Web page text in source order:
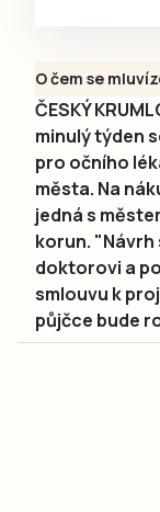
O čem se mluví
ČESKÝ
minulý týden
pro očního
města. Na
jedná s
korun.
doktorovi a
smlouvu k
půjčce bude